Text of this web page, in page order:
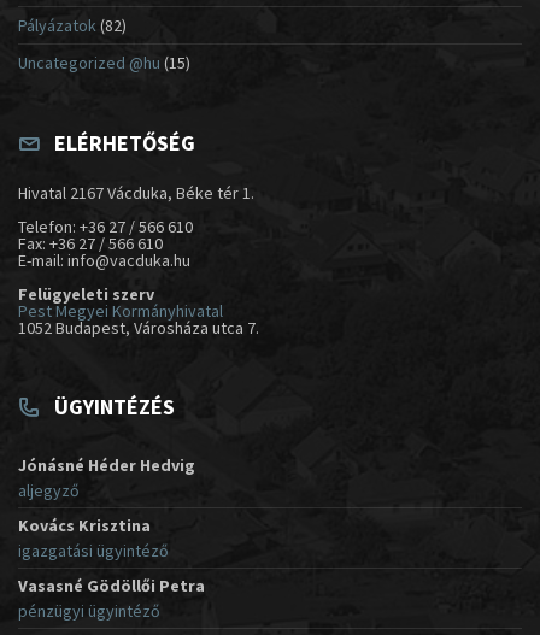
Pályázatok (82)
Uncategorized @hu (15)
ELÉRHETŐSÉG
Hivatal 2167 Vácduka, Béke tér 1.
Telefon: +36 27 / 566 610
Fax: +36 27 / 566 610
E-mail: info@vacduka.hu
Felügyeleti szerv
Pest Megyei Kormányhivatal
1052 Budapest, Városháza utca 7.
ÜGYINTÉZÉS
Jónásné Héder Hedvig
aljegyző
Kovács Krisztina
igazgatási ügyintéző
Vasasné Gödöllői Petra
pénzügyi ügyintéző